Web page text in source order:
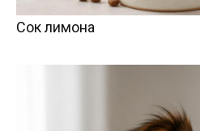
Сок лимона